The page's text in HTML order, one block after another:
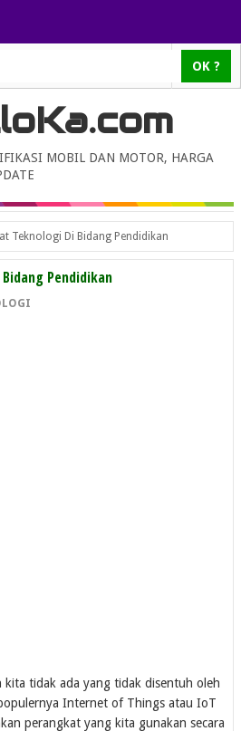
MOBIL DAN MOTOR, HARGA
Teknologi Di Bidang Pendidikan
Pendidikan
kita tidak ada yang tidak disentuh oleh
Internet of Things atau IoT
perangkat yang kita gunakan secara